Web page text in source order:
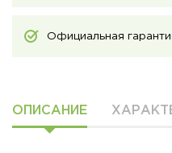
Официальная
ОПИСАНИЕ